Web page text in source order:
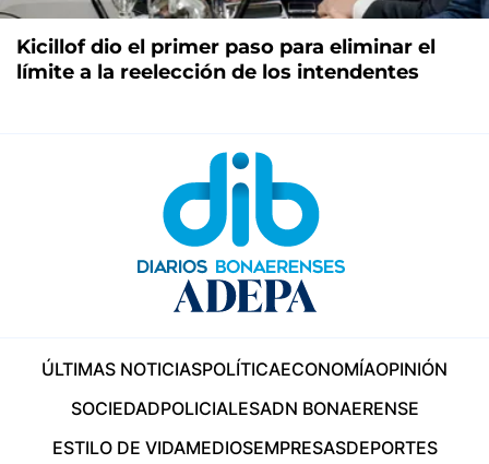
Kicillof dio el primer paso para eliminar el
límite a la reelección de los intendentes
ÚLTIMAS NOTICIASPOLÍTICAECONOMÍAOPINIÓN
SOCIEDADPOLICIALESADN BONAERENSE
ESTILO DE VIDAMEDIOSEMPRESASDEPORTES